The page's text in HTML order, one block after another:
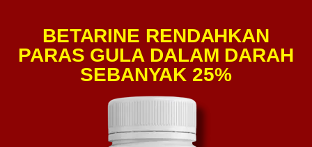
BETARINE RENDAHKAN
PARAS GULA DALAM DARAH
SEBANYAK 25%